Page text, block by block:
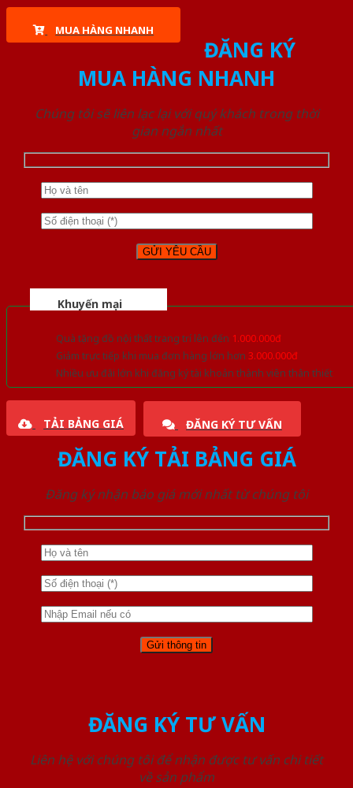
MUA HÀNG NHANH
ĐĂNG KÝ
MUA HÀNG NHANH
Chúng tôi sẽ liên lạc lại với quý khách trong thời
gian ngắn nhất
Khuyến mại
Quà tặng đồ nội thất trang trí lên đến 1.000.000đ
Giảm trực tiếp khi mua đơn hàng lớn hơn 3.000.000đ
Nhiều ưu đãi lớn khi đăng ký tài khoản thành viên thân thiết
TẢI BẢNG GIÁ ĐĂNG KÝ TƯ VẤN
ĐĂNG KÝ TẢI BẢNG GIÁ
Đăng ký nhận báo giá mới nhất từ chúng tôi
ĐĂNG KÝ TƯ VẤN
Liên hệ với chúng tôi để nhận được tư vấn chi tiết
về sản phẩm